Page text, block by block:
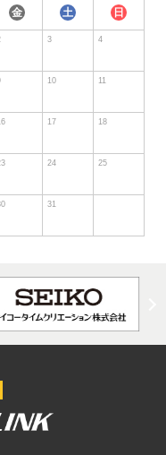
金 土 日
3 4
10 11
17 18
24 25
31